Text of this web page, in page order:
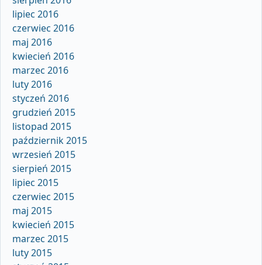
lipiec 2016
czerwiec 2016
maj 2016
kwiecień 2016
marzec 2016
luty 2016
styczeń 2016
grudzień 2015
listopad 2015
październik 2015
wrzesień 2015
sierpień 2015
lipiec 2015
czerwiec 2015
maj 2015
kwiecień 2015
marzec 2015
luty 2015